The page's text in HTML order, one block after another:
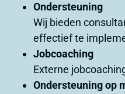
Ondersteuning
Wij bieden
effectief te
Jobcoaching
Externe
Ondersteuning op